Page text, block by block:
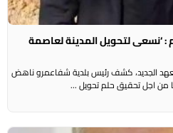
لتحويل المدينة لعاصمة
الجديد، كشف رئيس بلدية شفاعمرو ناهض
من اجل تحقيق حلم تحويل ...